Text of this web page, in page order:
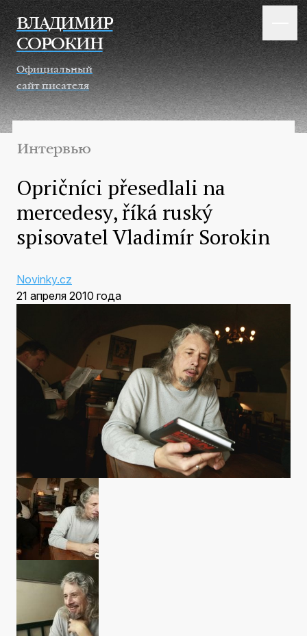
Перейти к основному содержанию
ВЛАДИМИР
СОРОКИН
Официальный
сайт писателя
Интервью
Opričníci přesedlali na
mercedesy, říká ruský
spisovatel Vladimír Sorokin
Novinky.cz
21 апреля 2010 года